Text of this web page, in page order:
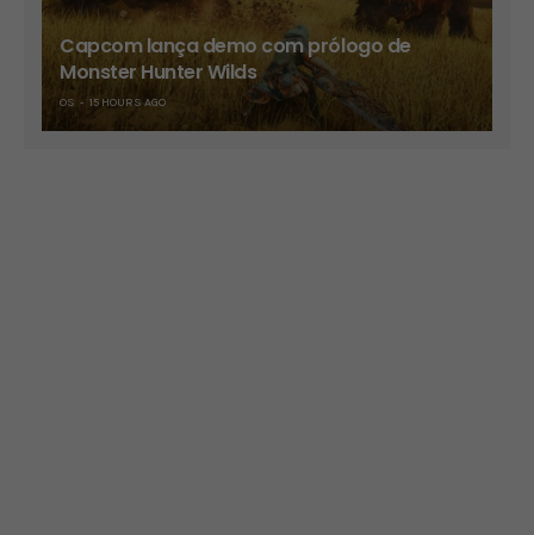
Capcom lança demo com prólogo de
Monster Hunter Wilds
OS 15 HOURS AGO